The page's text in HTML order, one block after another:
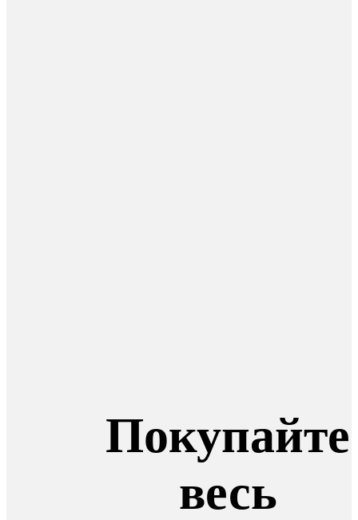
Покупайте
весь